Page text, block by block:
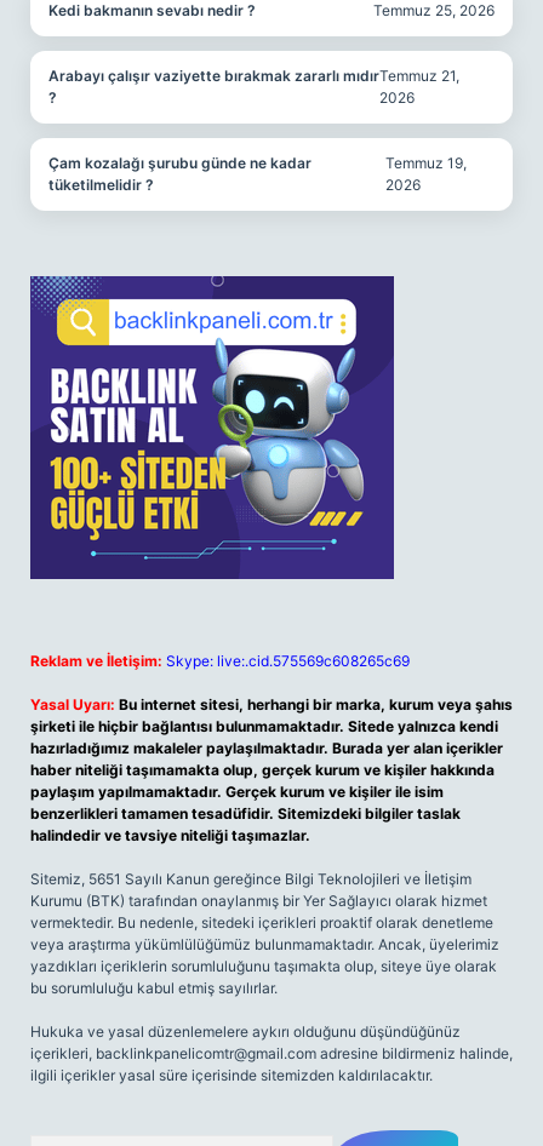
Kedi bakmanın sevabı nedir ? Temmuz 25, 2026
Arabayı çalışır vaziyette bırakmak zararlı mıdır
?
Temmuz 21,
2026
Çam kozalağı şurubu günde ne kadar
tüketilmelidir ?
Temmuz 19,
2026
Reklam ve İletişim: Skype: live:.cid.575569c608265c69
Yasal Uyarı: Bu internet sitesi, herhangi bir marka, kurum veya şahıs
şirketi ile hiçbir bağlantısı bulunmamaktadır. Sitede yalnızca kendi
hazırladığımız makaleler paylaşılmaktadır. Burada yer alan içerikler
haber niteliği taşımamakta olup, gerçek kurum ve kişiler hakkında
paylaşım yapılmamaktadır. Gerçek kurum ve kişiler ile isim
benzerlikleri tamamen tesadüfidir. Sitemizdeki bilgiler taslak
halindedir ve tavsiye niteliği taşımazlar.
Sitemiz, 5651 Sayılı Kanun gereğince Bilgi Teknolojileri ve İletişim
Kurumu (BTK) tarafından onaylanmış bir Yer Sağlayıcı olarak hizmet
vermektedir. Bu nedenle, sitedeki içerikleri proaktif olarak denetleme
veya araştırma yükümlülüğümüz bulunmamaktadır. Ancak, üyelerimiz
yazdıkları içeriklerin sorumluluğunu taşımakta olup, siteye üye olarak
bu sorumluluğu kabul etmiş sayılırlar.
Hukuka ve yasal düzenlemelere aykırı olduğunu düşündüğünüz
içerikleri, backlinkpanelicomtr@gmail.com adresine bildirmeniz halinde,
ilgili içerikler yasal süre içerisinde sitemizden kaldırılacaktır.